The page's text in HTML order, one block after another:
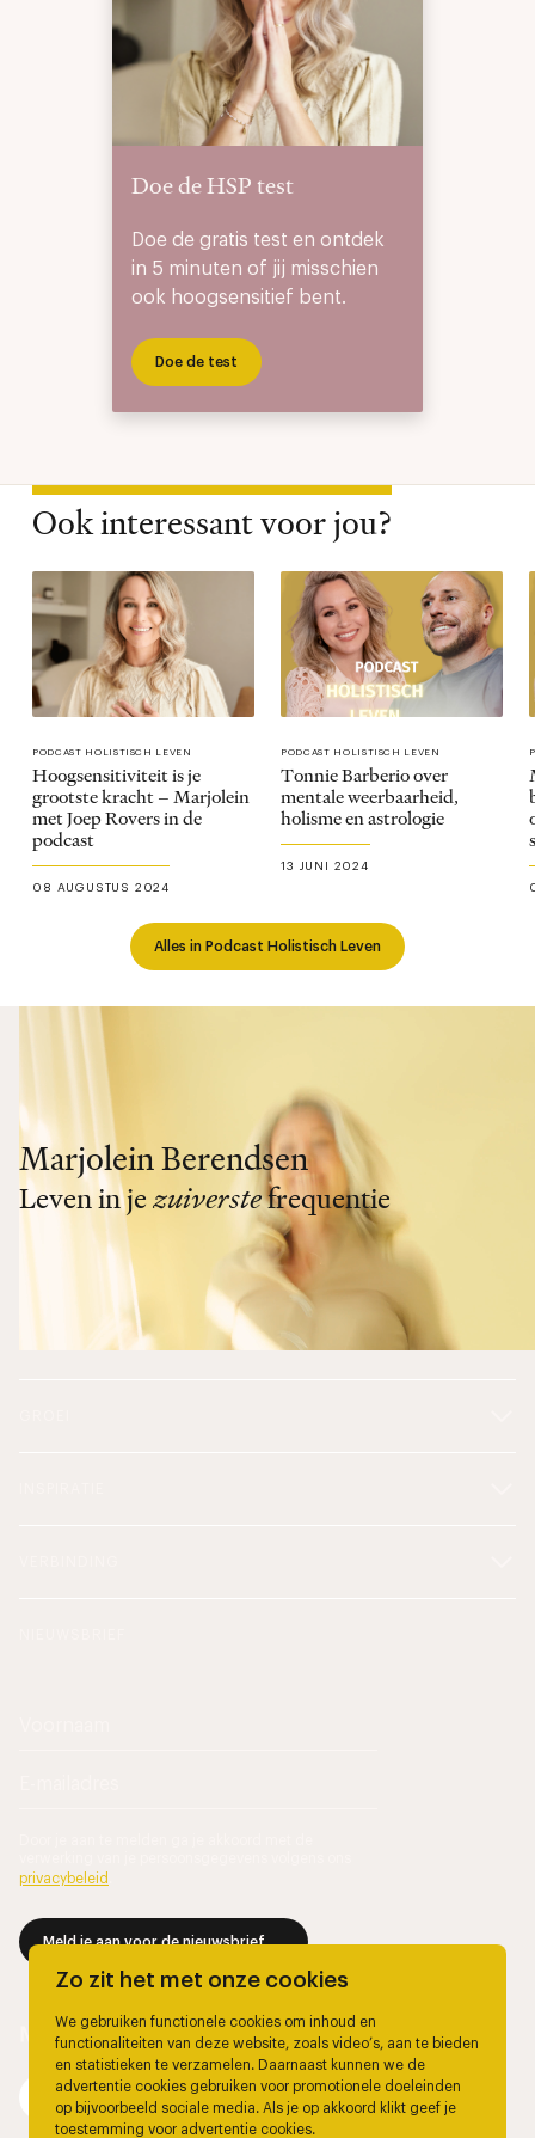
Doe de HSP test
Doe de gratis test en ontdek
in 5 minuten of jij misschien
ook hoogsensitief bent.
Doe de test
Ook interessant voor jou?
Alles in Podcast Holistisch Leven
PODCAST HOLISTISCH LEVEN
Hoogsensitiviteit is je
grootste kracht – Marjolein
met Joep Rovers in de
podcast
08 AUGUSTUS 2024
PODCAST HOLISTISCH LEVEN
Tonnie Barberio over
mentale weerbaarheid,
holisme en astrologie
13 JUNI 2024
Marjolein Berendsen
Leven in jezuiverstefrequentie
privacybeleid
Meld je aan voor de nieuwsbrief
Zo zit het met onze cookies
We gebruiken functionele cookies om inhoud en
functionaliteiten van deze website, zoals video’s, aan te bieden
en statistieken te verzamelen. Daarnaast kunnen we de
advertentie cookies gebruiken voor promotionele doeleinden
op bijvoorbeeld sociale media. Als je op akkoord klikt geef je
toestemming voor advertentie cookies.